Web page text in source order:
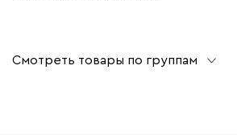
Смотреть товары по группам